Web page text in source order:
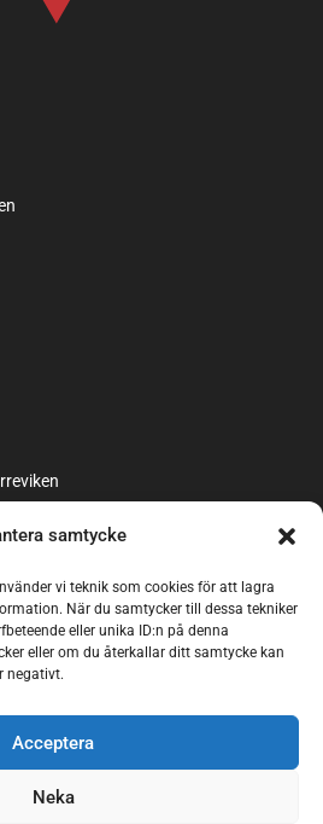
samtycke
vi teknik som cookies för att lagra
När du samtycker till dessa tekniker
eller unika ID:n på denna
eller om du återkallar ditt samtycke kan
negativt.
Acceptera
Neka